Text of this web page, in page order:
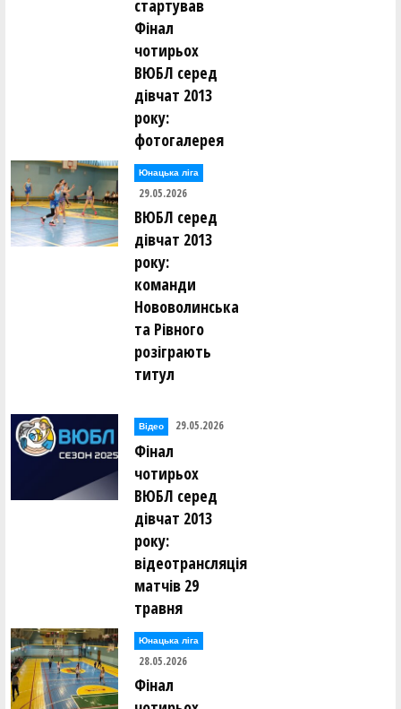
стартував
Фінал
чотирьох
ВЮБЛ серед
дівчат 2013
року:
фотогалерея
Юнацька ліга
29.05.2026
ВЮБЛ серед
дівчат 2013
року:
команди
Нововолинська
та Рівного
розіграють
титул
Відео 29.05.2026
Фінал
чотирьох
ВЮБЛ серед
дівчат 2013
року:
відеотрансляція
матчів 29
травня
Юнацька ліга
28.05.2026
Фінал